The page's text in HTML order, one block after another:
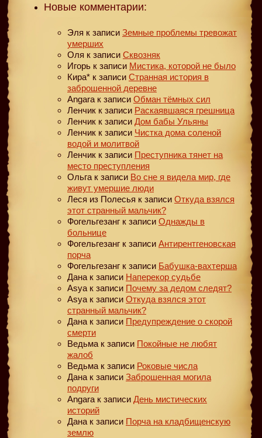
Новые комментарии:
Эля к записи Земные проблемы тревожат
умерших
Оля к записи Сквозняк
Игорь к записи Мистика, которой не было
Кира* к записи Странная история в
заброшенной деревне
Angara к записи Обман тёмных сил
Ленчик к записи Раскаявшаяся грешница
Ленчик к записи Дом бабы Ульяны
Ленчик к записи Чистка дома соленой
водой и молитвой
Ленчик к записи Преступника тянет на
место преступления
Ольга к записи Во сне я видела мир, где
живут умершие люди
Леся из Полесья к записи Откуда взялся
этот странный мальчик?
Фогельгезанг к записи Однажды в
больнице
Фогельгезанг к записи Антирентгеновская
порча
Фогельгезанг к записи Бабушка-вахтерша
Дана к записи Наперекор судьбе
Asya к записи Почему за дедом следят?
Asya к записи Откуда взялся этот
странный мальчик?
Дана к записи Предупреждение о скорой
смерти
Ведьма к записи Покойные не любят
жалоб
Ведьма к записи Роковые числа
Дана к записи Заброшенная могила
подруги
Angara к записи День мистических
историй
Дана к записи Порча на кладбищенскую
землю